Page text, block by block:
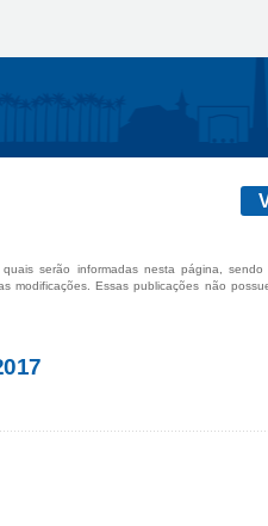
serão informadas nesta página, sendo
modificações. Essas publicações não